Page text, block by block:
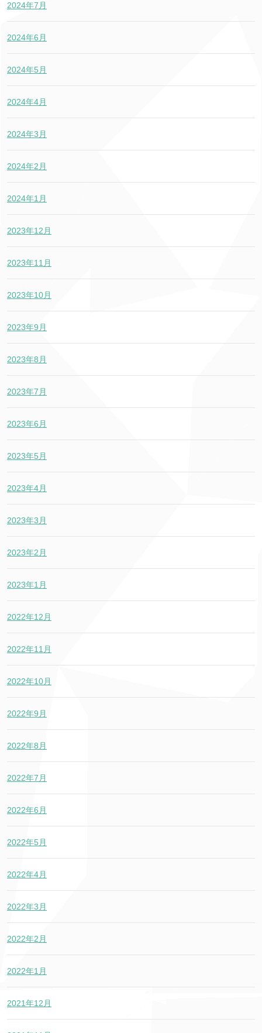
2024年7月
2024年6月
2024年5月
2024年4月
2024年3月
2024年2月
2024年1月
2023年12月
2023年11月
2023年10月
2023年9月
2023年8月
2023年7月
2023年6月
2023年5月
2023年4月
2023年3月
2023年2月
2023年1月
2022年12月
2022年11月
2022年10月
2022年9月
2022年8月
2022年7月
2022年6月
2022年5月
2022年4月
2022年3月
2022年2月
2022年1月
2021年12月